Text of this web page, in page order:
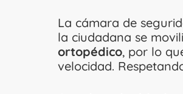
La cámara de
la ciudadana se
ortopédico, por lo
velocidad.